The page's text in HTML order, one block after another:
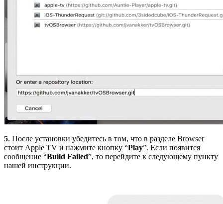
5. После установки убедитесь в том, что в разделе Browser
стоит Apple TV и нажмите кнопку “Play”. Если появится
сообщение “Build Failed”, то перейдите к следующему пункту
нашей инструкции.